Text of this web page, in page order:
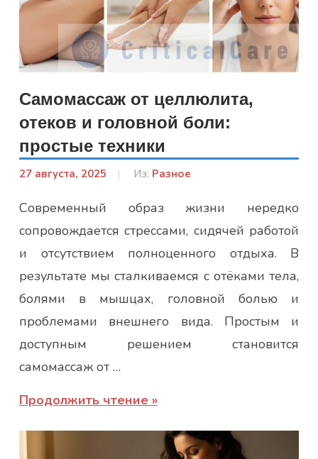
Самомассаж от целлюлита,
отеков и головной боли:
простые техники
27 августа, 2025
От:
Юлія
Из: Разное
Современный образ жизни нередко
сопровождается стрессами, сидячей работой
и отсутствием полноценного отдыха. В
результате мы сталкиваемся с отёками тела,
болями в мышцах, головной болью и
проблемами внешнего вида. Простым и
доступным решением становится
самомассаж от …
Продолжить чтение